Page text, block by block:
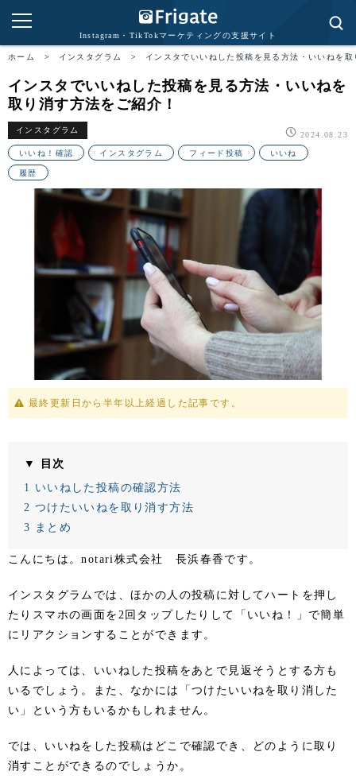
Instagram・TikTokマーケティングの支援サイト
ホーム > インスタグラム > インスタでいいねした投稿を見る方法・いいねを
インスタでいいねした投稿を見る方法・いいねを
取り消す方法をご紹介！
インスタグラム
2024.08.23
いいね！確認 インスタグラム フィード投稿 いいね
履歴
最終更新日から半年以上経過した記事です。
▼ 目次
1 いいねした投稿の確認方法
2 つけたいいねを取り消す方法
3 まとめ
こんにちは。notari株式会社 長浜春香です。
インスタグラムでは、ほかの人の投稿に対してハートを押し
たりスマホの画面を2回タップしたりして「いいね！」で簡単
にリアクションすることができます。
人によっては、いいねした投稿をあとで見返そうとする方も
いるでしょう。また、なかには「つけたいいねを取り消した
い」という方もいるかもしれません。
では、いいねをした投稿はどこで確認でき、どのように取り
消すことができるのでしょうか。